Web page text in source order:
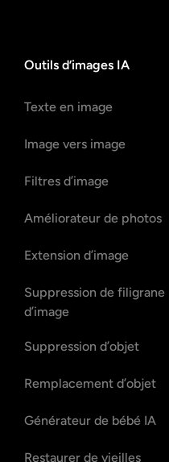
Outils d’images IA
Texte en image
Image vers image
Filtres d’image
Améliorateur de photos
Extension d’image
Suppression de filigrane
d’image
Suppression d’objet
Remplacement d’objet
Générateur de bébé IA
Restaurer de vieilles